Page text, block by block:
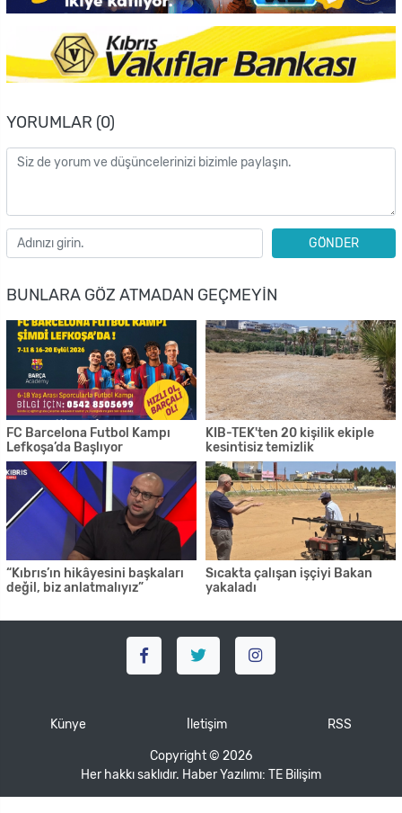
YORUMLAR (0)
GÖNDER
BUNLARA GÖZ ATMADAN GEÇMEYIN
FC Barcelona Futbol Kampı
Lefkoşa’da Başlıyor
KIB-TEK'ten 20 kişilik ekiple
kesintisiz temizlik
“Kıbrıs’ın hikâyesini başkaları
değil, biz anlatmalıyız”
Sıcakta çalışan işçiyi Bakan
yakaladı
Künye İletişim RSS
Copyright © 2026
Her hakkı saklıdır. Haber Yazılımı: TE Bilişim